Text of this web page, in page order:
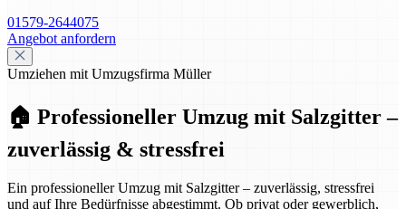
01579-2644075
Angebot anfordern
Umziehen mit Umzugsfirma Müller
🏠 Professioneller Umzug mit Salzgitter –
zuverlässig & stressfrei
Ein professioneller Umzug mit Salzgitter – zuverlässig, stressfrei
und auf Ihre Bedürfnisse abgestimmt. Ob privat oder gewerblich,